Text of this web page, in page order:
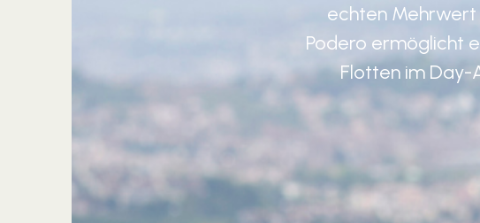
echten Mehrwert
Podero ermöglicht
Flotten im Day-